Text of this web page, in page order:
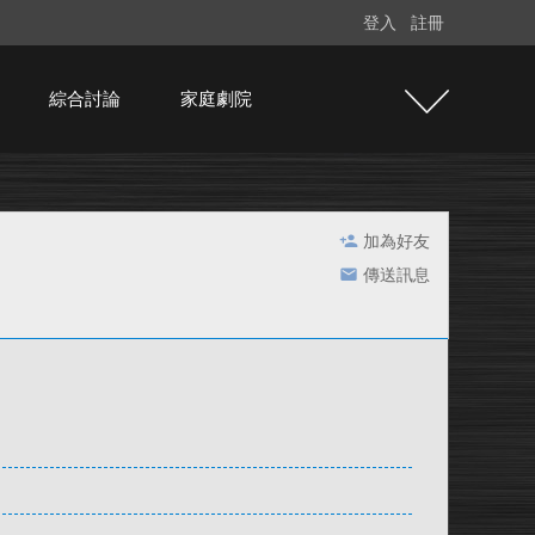
登入 註冊
綜合討論 家庭劇院
加為好友
傳送訊息